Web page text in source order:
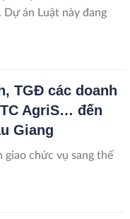
Dự án Luật này đang
TGĐ các doanh
AgriS… đến
Giang
giao chức vụ sang thế